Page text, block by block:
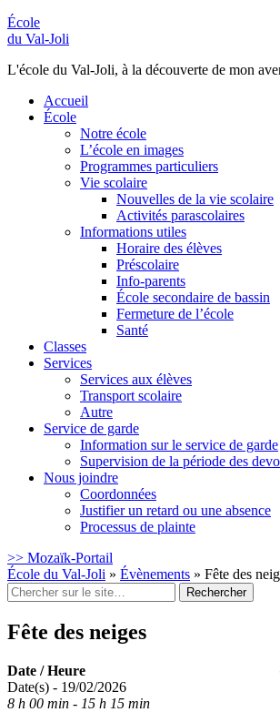
École
du Val-Joli
L'école du Val-Joli, à la découverte de mon
Accueil
École
Notre école
L’école en images
Programmes particuliers
Vie scolaire
Nouvelles de la vie scolaire
Activités parascolaires
Informations utiles
Horaire des élèves
Préscolaire
Info-parents
École secondaire de bassin
Fermeture de l’école
Santé
Classes
Services
Services aux élèves
Transport scolaire
Autre
Service de garde
Information sur le service de garde
Supervision de la période des
Nous joindre
Coordonnées
Justifier un retard ou une absence
Processus de plainte
>> Mozaïk-Portail
École du Val-Joli » Évènements » Fête des
Rechercher
:
Fête des neiges
Date / Heure
Date(s) - 19/02/2026
8 h 00 min - 15 h 15 min